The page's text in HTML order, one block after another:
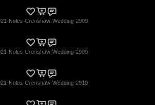
Noles-Crenshaw-Wedding-2909
Noles-Crenshaw-Wedding-2909
Noles-Crenshaw-Wedding-2910